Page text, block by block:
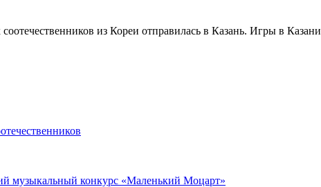
из Кореи отправилась в Казань. Игры в Казани
музыкальный конкурс «Маленький Моцарт»